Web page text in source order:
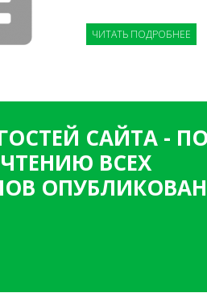
ЧИТАТЬ ПОДРОБНЕЕ
САЙТА -
ВСЕХ